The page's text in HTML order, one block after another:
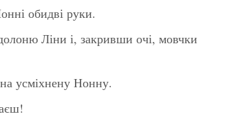
обидві руки.
Ліни і, закривши очі, мовчки
усміхнену Нонну.